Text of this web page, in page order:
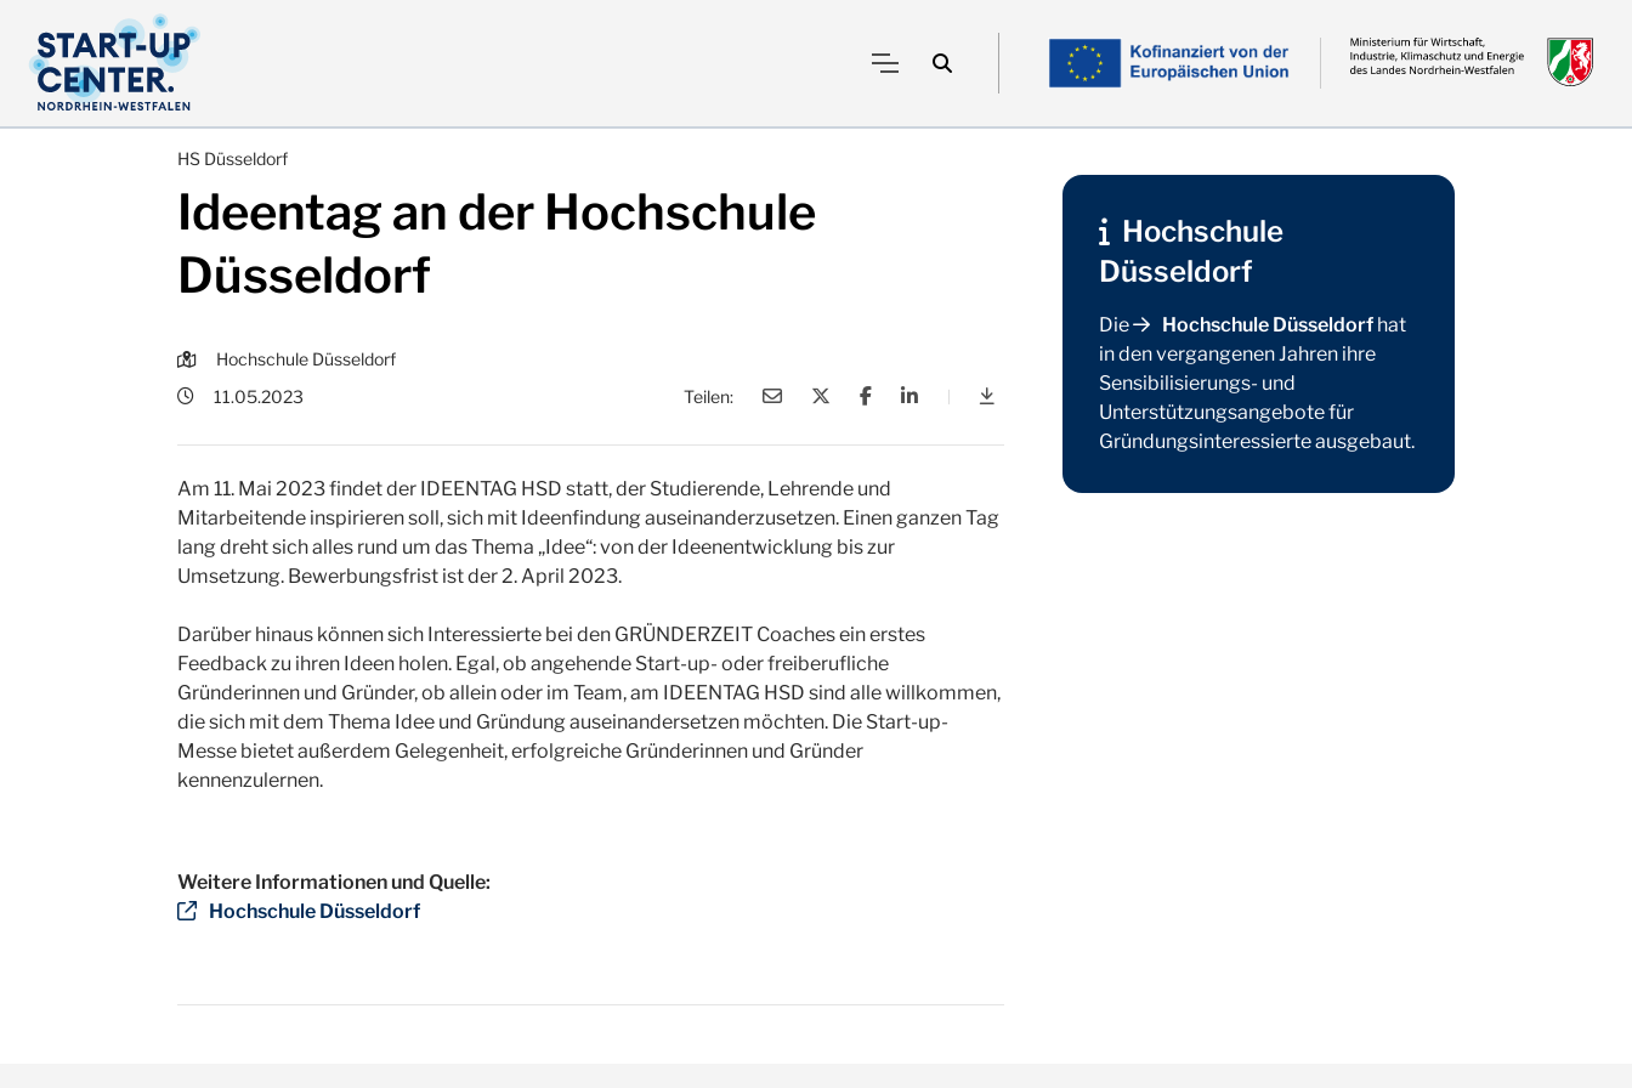
HS Düsseldorf
Ideentag an der Hochschule
Düsseldorf
Hochschule Düsseldorf
11.05.2023
Teilen:
Ideentag an der Hochschule Düsseldorf
Am 11. Mai 2023 findet der IDEENTAG HSD statt, der Studierende, Lehrende und
Mitarbeitende inspirieren soll, sich mit Ideenfindung auseinanderzusetzen. Einen ganzen Tag
lang dreht sich alles rund um das Thema „Idee“: von der Ideenentwicklung bis zur
Umsetzung. Bewerbungsfrist ist der 2. April 2023.
Darüber hinaus können sich Interessierte bei den GRÜNDERZEIT Coaches ein erstes
Feedback zu ihren Ideen holen. Egal, ob angehende Start-up- oder freiberufliche
Gründerinnen und Gründer, ob allein oder im Team, am IDEENTAG HSD sind alle willkommen,
die sich mit dem Thema Idee und Gründung auseinandersetzen möchten. Die Start-up-
Messe bietet außerdem Gelegenheit, erfolgreiche Gründerinnen und Gründer
kennenzulernen.
Weitere Informationen und Quelle:
Hochschule Düsseldorf
Hochschule
Düsseldorf
Die Hochschule Düsseldorf hat
in den vergangenen Jahren ihre
Sensibilisierungs- und
Unterstützungsangebote für
Gründungsinteressierte ausgebaut.